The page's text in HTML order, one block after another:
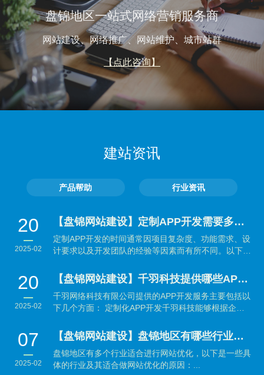
盘锦地区一站式网络营销服务商
网站建设、网络推广、网站维护、城市站群
【点此咨询】
建站资讯
产品帮助 行业资讯
20
2025-02
【盘锦网站建设】定制APP开发需要多长时间？
定制APP开发的时间通常因项目复杂度、功能需求、设
计要求以及开发团队的经验等因素而有所不同。以下是
20
2025-02
【盘锦网站建设】千羽科技提供哪些APP开发服务？
千羽网络科技有限公司提供的APP开发服务主要包括以
下几个方面： 定制化APP开发千羽科技能够根据企业
07
2025-02
【盘锦网站建设】盘锦地区有哪些行业适合做网站优化？
盘锦地区有多个行业适合进行网站优化，以下是一些具
体的行业及其适合做网站优化的原因：...